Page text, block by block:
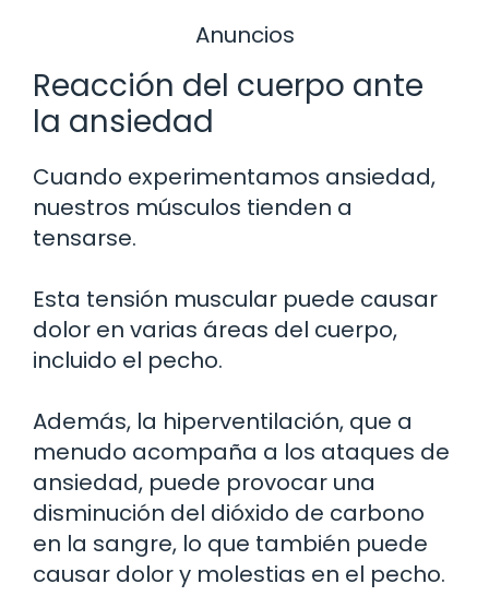
Anuncios
Reacción del cuerpo ante
la ansiedad
Cuando experimentamos ansiedad,
nuestros músculos tienden a
tensarse.
Esta tensión muscular puede causar
dolor en varias áreas del cuerpo,
incluido el pecho.
Además, la hiperventilación, que a
menudo acompaña a los ataques de
ansiedad, puede provocar una
disminución del dióxido de carbono
en la sangre, lo que también puede
causar dolor y molestias en el pecho.